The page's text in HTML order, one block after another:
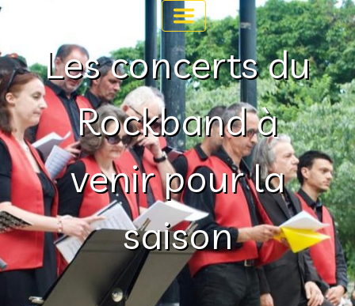
Les concerts du
Rockband à
venir pour la
saison